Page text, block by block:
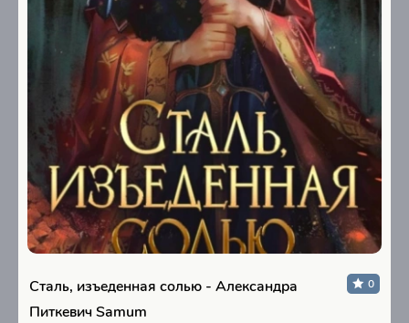
Сталь, изъеденная солью - Александра
Питкевич Samum
0